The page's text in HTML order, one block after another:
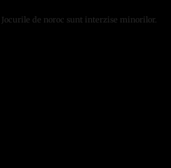
Jocurile de noroc sunt interzise minorilor.